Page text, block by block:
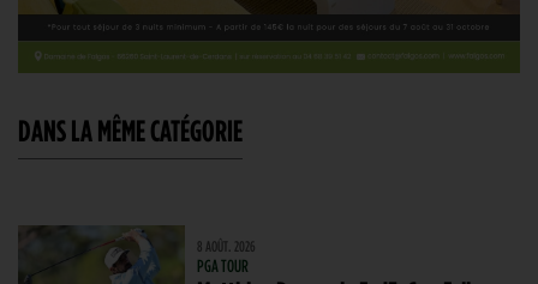
DANS LA MÊME CATÉGORIE
8 AOÛT. 2026
PGA TOUR